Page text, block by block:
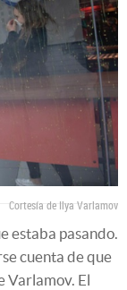
Cortesía de Ilya Varlamov
estaba pasando.
cuenta de que
Varlamov. El